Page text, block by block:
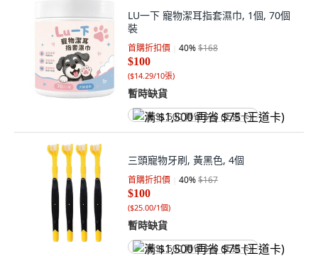
LU一下 寵物潔耳指套濕巾, 1個, 70個
裝
首購折扣價 40%$168
$100
($14.29/10張)
暫時缺貨
满 $1,500 再省 $75 (王道卡)
三頭寵物牙刷, 黃黑色, 4個
首購折扣價 40%$167
$100
($25.00/1個)
暫時缺貨
满 $1,500 再省 $75 (王道卡)